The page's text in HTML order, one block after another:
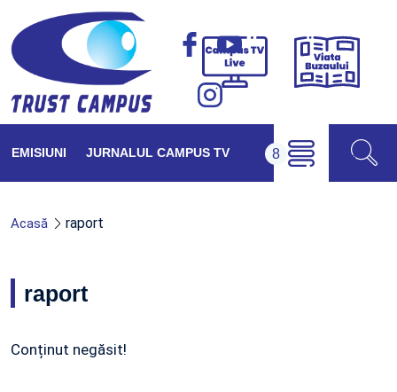
Campus
Viața
EMISIUNI JURNALUL CAMPUS TV
Acasă raport
raport
Conținut negăsit!